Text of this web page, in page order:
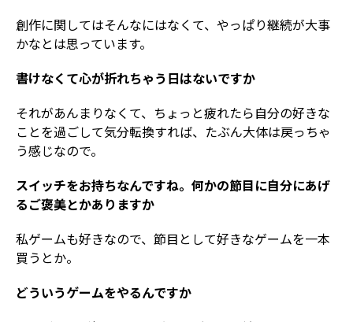
創作に関してはそんなにはなくて、やっぱり継続が大事
かなとは思っています。
――書けなくて心が折れちゃう日はないですか
それがあんまりなくて、ちょっと疲れたら自分の好きな
ことを過ごして気分転換すれば、たぶん大体は戻っちゃ
う感じなので。
――スイッチをお持ちなんですね。何かの節目に自分にあげ
るご褒美とかありますか
私ゲームも好きなので、節目として好きなゲームを一本
買うとか。
――どういうゲームをやるんですか